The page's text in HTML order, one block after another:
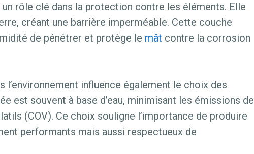
un rôle clé dans la protection contre les éléments. Elle
créant une barrière imperméable. Cette couche
de pénétrer et protège le mât contre la corrosion
l’environnement influence également le choix des
est souvent à base d’eau, minimisant les émissions de
(COV). Ce choix souligne l’importance de produire
performants mais aussi respectueux de